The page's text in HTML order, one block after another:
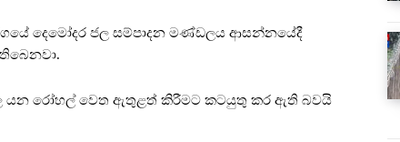
දෙමෝදර ජල සම්පාදන මණ්ඩලය ආසන්නයේදී
යන රෝහල් වෙත ඇතුළත් කිරීමට කටයුතු කර ඇති බවයි